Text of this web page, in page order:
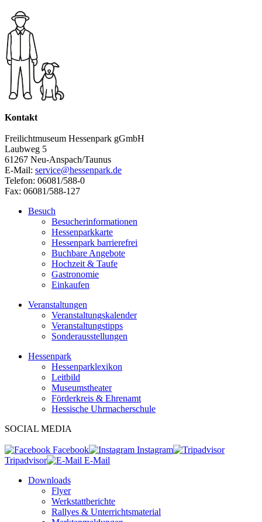
Kontakt
Freilichtmuseum Hessenpark gGmbH
Laubweg 5
61267 Neu-Anspach/Taunus
E-Mail: service@hessenpark.de
Telefon: 06081/588-0
Fax: 06081/588-127
Besuch
Besucherinformationen
Hessenparkkarte
Hessenpark barrierefrei
Buchbare Angebote
Hochzeit & Taufe
Gastronomie
Einkaufen
Veranstaltungen
Veranstaltungskalender
Veranstaltungstipps
Sonderausstellungen
Hessenpark
Hessenparklexikon
Leitbild
Museumstheater
Förderkreis & Ehrenamt
Hessische Uhrmacherschule
SOCIAL MEDIA
Facebook
Instagram
Tripadvisor
E-Mail
Downloads
Flyer
Werkstattberichte
Rallyes & Unterrichtsmaterial